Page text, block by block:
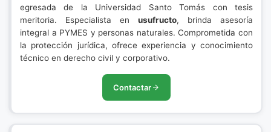
egresada de la Universidad Santo Tomás con tesis
meritoria. Especialista en usufructo, brinda asesoría
integral a PYMES y personas naturales. Comprometida con
la protección jurídica, ofrece experiencia y conocimiento
técnico en derecho civil y corporativo.
Contactar